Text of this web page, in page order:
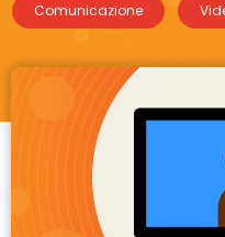
Comunicazione